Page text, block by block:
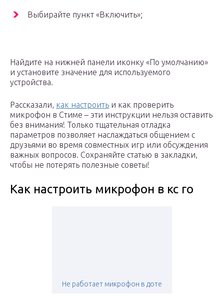
Выбирайте пункт «Включить»;
Найдите на нижней панели иконку «По умолчанию»
и установите значение для используемого
устройства.
Рассказали, как настроить и как проверить
микрофон в Стиме – эти инструкции нельзя оставить
без внимания! Только тщательная отладка
параметров позволяет наслаждаться общением с
друзьями во время совместных игр или обсуждения
важных вопросов. Сохраняйте статью в закладки,
чтобы не потерять полезные советы!
Как настроить микрофон в кс го
Не работает микрофон в доте